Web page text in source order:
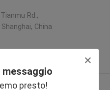
presto!
Rd.,
China
più